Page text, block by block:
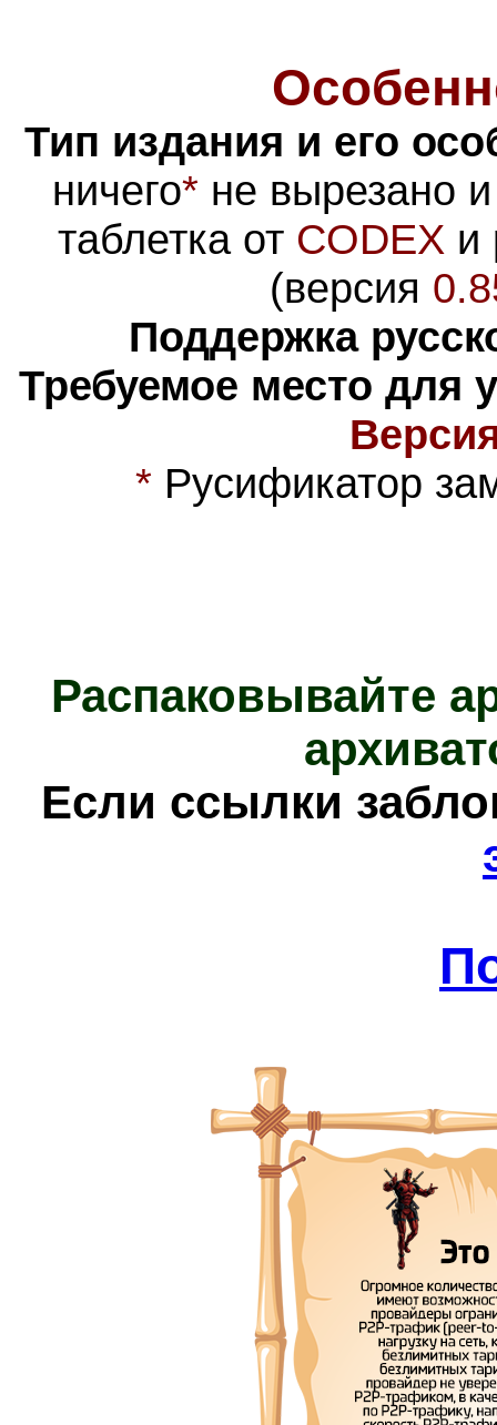
Тип издания и его
ничего* не вырезано
таблетка от CODEX и
(версия
Поддержка
Требуемое место для
* Русификатор
Распаковывайте
Если ссылки